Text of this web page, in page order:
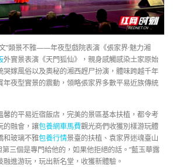
”類景不雅——年夜型戲院表演《張家界·魅力湘
外實景表演《天門狐仙》，親身感觸感染土家原始
哭嫁風俗以及奧秘的湘西趕尸扮演，體味跨越千年
年夜型實景的震動，領略張家界多數平易近族傳統
馨的平易近宿飯店，完美的景區基本扶植，都令考
的融會，讓包養網車馬費觀光商們收獲別樣游玩體
和玻璃不雅包養行情景臺的扶植、袁家界迷魂臺山
三個是專門給他的，如果他拒絕的話。”藍玉華露
進游玩，玩出新名堂，收獲新體驗。